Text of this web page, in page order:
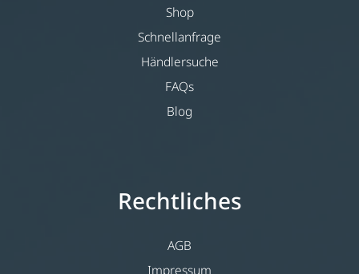
Shop
Schnellanfrage
Händlersuche
FAQs
Blog
Rechtliches
AGB
Impressum